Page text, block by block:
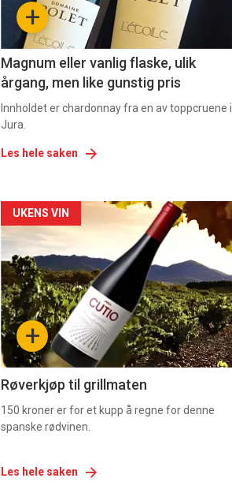
+
Magnum eller vanlig flaske, ulik
årgang, men like gunstig pris
Innholdet er chardonnay fra en av toppcruene i
Jura.
Les hele saken
Forsiden
akkurat
nå
-
6 +
UKENS VIN
Røverkjøp til grillmaten
150 kroner er for et kupp å regne for denne
spanske rødvinen.
Les hele saken